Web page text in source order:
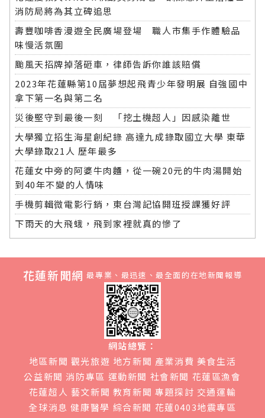
消防局將為其立碑追思
壽豐咖啡香漫遊全民廣場登場 職人市集手作體驗品
味慢活氛圍
颱風天招牌掉落砸車，律師告訴你誰該賠償
2023年花蓮縣第10屆夢想起飛青少年發明展 自強國中
拿下第一名與第二名
災後堅守到最後一刻 「挖土機超人」因感染離世
大學獨立招生海星創紀錄 高達九成錄取國立大學 東華
大學錄取21人 歷年最多
花蓮女中旁的阿婆牛肉麵，從一碗20元的牛肉湯開始
到40年不變的人情味
手機剪輯微電影行銷，東台灣記協開班授課獲好評
下雨天的大飛蛾，飛到家裡就真的慘了
花蓮新聞網 最專業、最迅速、最全面的在地新聞報導
網站總覽：
地區新聞 觀光旅遊 地方新聞 產業消費 美食生活
公益新聞 消防專區 運動新聞 社會新聞 花蓮區漁會
花蓮超人 藝文新聞 教育新聞 專題探討 交通運輸
全球消息 健康醫學 綜合新聞 花蓮0403地震專區